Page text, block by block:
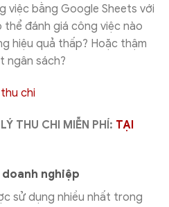
việc bằng Google Sheets với
đánh giá công việc nào
hiệu quả thấp? Hoặc thậm
ngân sách?
THU CHI MIỄN PHÍ: TẠI
nghiệp
sử dụng nhiều nhất trong